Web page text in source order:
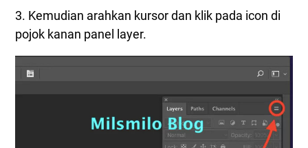
3. Kemudian arahkan kursor dan klik pada icon di
pojok kanan panel layer.